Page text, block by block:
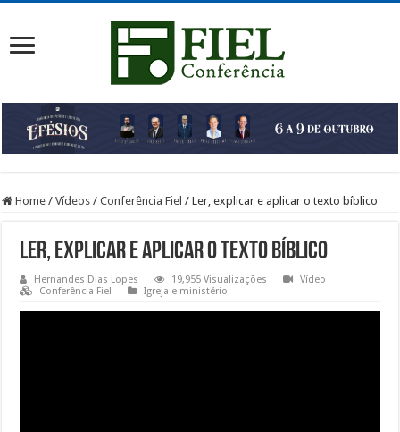
Home / Vídeos / Conferência Fiel / Ler, explicar e aplicar o texto bíblico
Ler, explicar e aplicar o texto bíblico
Hernandes Dias Lopes 19,955 Visualizações
Vídeo
Conferência Fiel
Igreja e ministério